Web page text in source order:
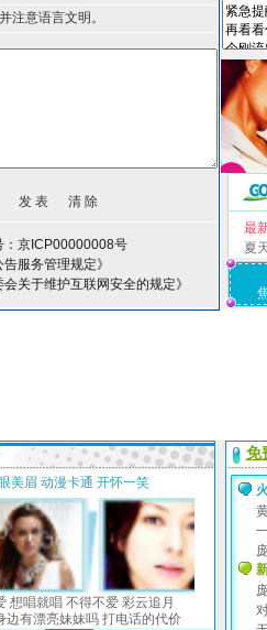
注意语言文明。
：京ICP00000008号
服务管理规定》
关于维护互联网安全的规定》
最
夏